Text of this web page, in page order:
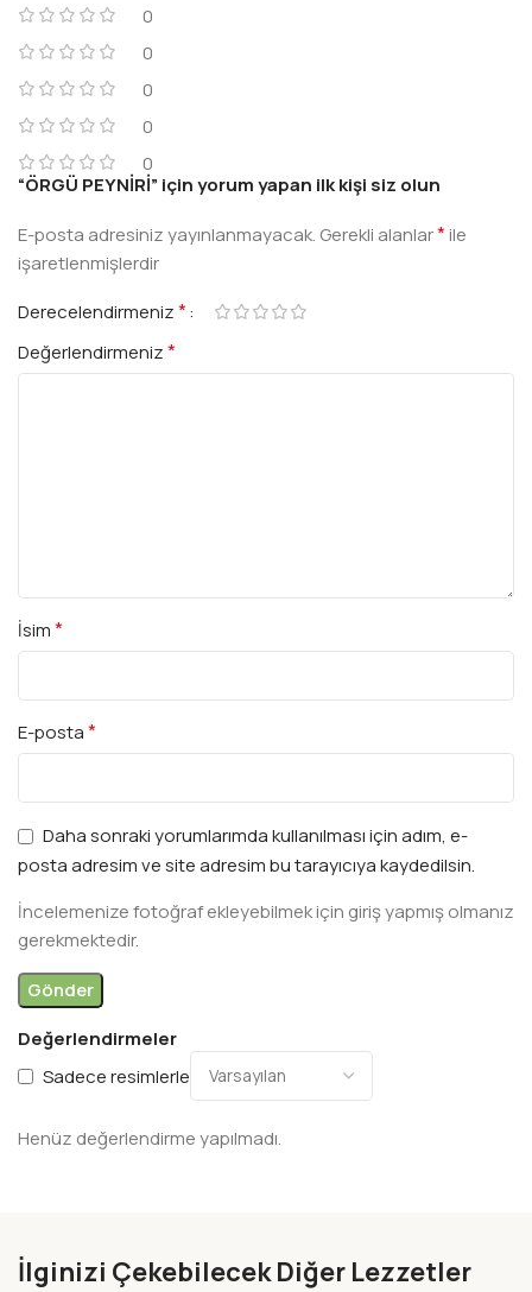
0
0
0
0
0
Değerlendirmeler
Sadece resimlerle
Henüz değerlendirme yapılmadı.
“ÖRGÜ PEYNİRİ” için yorum yapan ilk kişi siz olun
E-posta adresiniz yayınlanmayacak. Gerekli alanlar*ile
işaretlenmişlerdir
Derecelendirmeniz*
Değerlendirmeniz*
İsim*
E-posta*
Daha sonraki yorumlarımda kullanılması için adım, e-
posta adresim ve site adresim bu tarayıcıya kaydedilsin.
İncelemenize fotoğraf ekleyebilmek için giriş yapmış olmanız
gerekmektedir.
İlginizi Çekebilecek Diğer Lezzetler